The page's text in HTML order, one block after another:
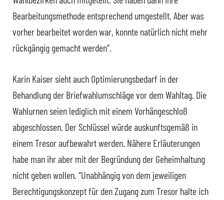
Bearbeitungsmethode entsprechend umgestellt. Aber was
vorher bearbeitet worden war, konnte natürlich nicht mehr
rückgängig gemacht werden”.
Karin Kaiser sieht auch Optimierungsbedarf in der
Behandlung der Briefwahlumschläge vor dem Wahltag. Die
Wahlurnen seien lediglich mit einem Vorhängeschloß
abgeschlossen. Der Schlüssel würde auskunftsgemäß in
einem Tresor aufbewahrt werden. Nähere Erläuterungen
habe man ihr aber mit der Begründung der Geheimhaltung
nicht geben wollen. “Unabhängig von dem jeweiligen
Berechtigungskonzept für den Zugang zum Tresor halte ich